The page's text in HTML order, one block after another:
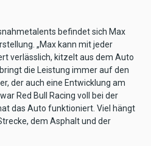
befindet sich Max
„Max kann mit jeder
verlässlich, kitzelt aus dem Auto
die Leistung immer auf den
der auch eine Entwicklung am
Red Bull Racing voll bei der
das Auto funktioniert. Viel hängt
dem Asphalt und der